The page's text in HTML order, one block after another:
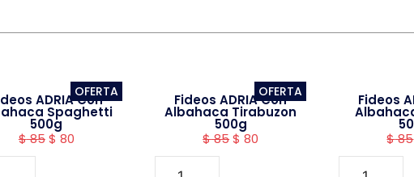
OFERTA
ADRIA Con
Spaghetti
500g
$85$ 80
OFERTA
Fideos ADRIA Con
Albahaca Tirabuzon
500g
$85$ 80
Fideos
$85